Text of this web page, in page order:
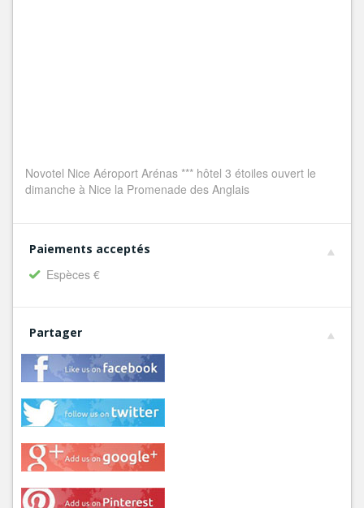
Novotel Nice Aéroport Arénas *** hôtel 3 étoiles ouvert le
dimanche à Nice la Promenade des Anglais
Paiements acceptés
Espèces €
Partager